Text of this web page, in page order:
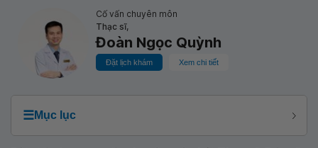
Cố vấn chuyên môn
Thạc sĩ,
Đoàn Ngọc Quỳnh
Đặt lịch khám Xem chi tiết
☰Mục lục